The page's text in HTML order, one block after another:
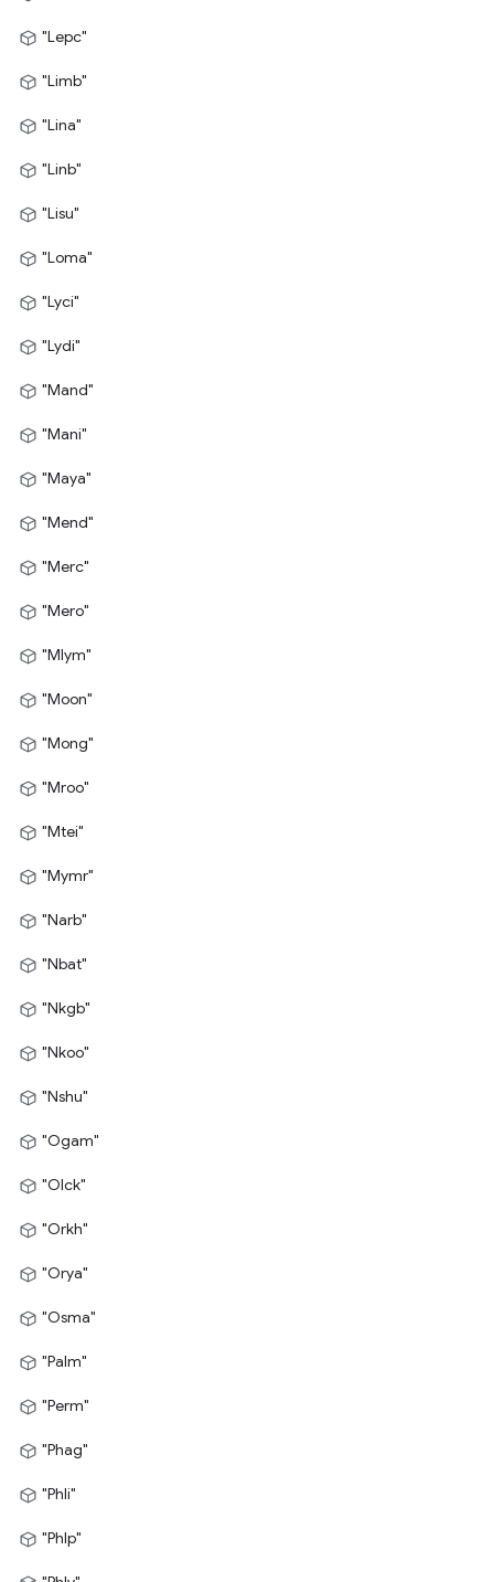
"Lepc"
"Limb"
"Lina"
"Linb"
"Lisu"
"Loma"
"Lyci"
"Lydi"
"Mand"
"Mani"
"Maya"
"Mend"
"Merc"
"Mero"
"Mlym"
"Moon"
"Mong"
"Mroo"
"Mtei"
"Mymr"
"Narb"
"Nbat"
"Nkgb"
"Nkoo"
"Nshu"
"Ogam"
"Olck"
"Orkh"
"Orya"
"Osma"
"Palm"
"Perm"
"Phag"
"Phli"
"Phlp"